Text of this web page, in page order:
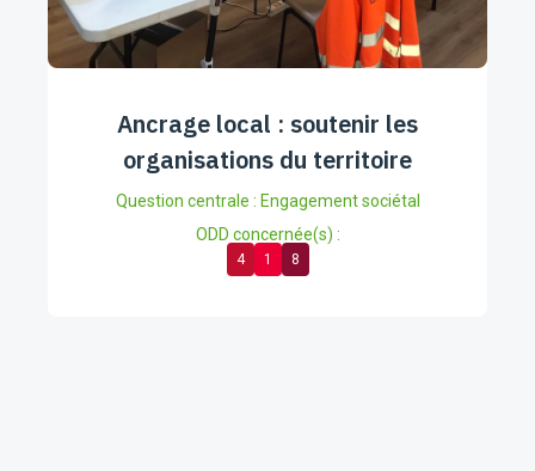
Ancrage local : soutenir les
organisations du territoire
Question centrale : Engagement sociétal
ODD concernée(s) :
4 1 8